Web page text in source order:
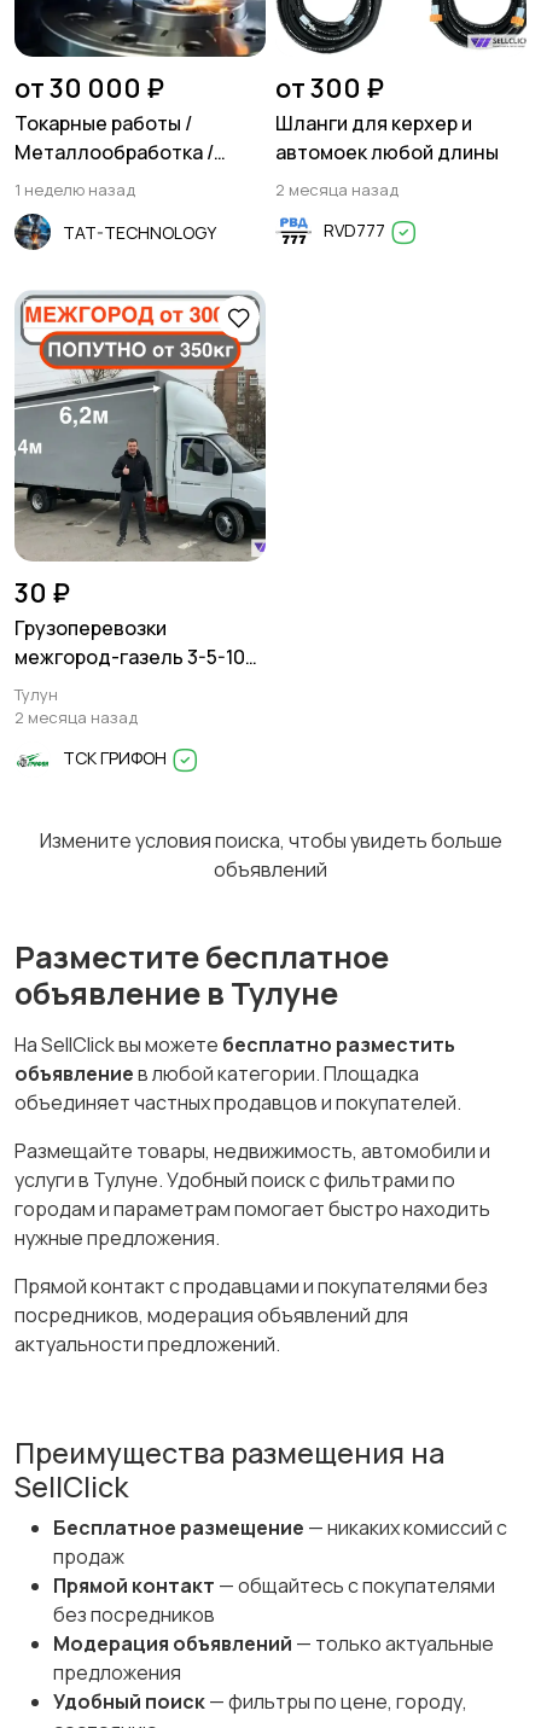
Стройматериалы и
инструменты
Спорт и отдых
от 30 000 ₽
Токарные работы /
Металлообработка /
Фрезеровка
1 неделю назад
TAT-TECHNOLOGY
от 300 ₽
Шланги для керхер и
автомоек любой длины
2 месяца назад
RVD777
30 ₽
Грузоперевозки
межгород-газель 3-5-10
тонн
Тулун
2 месяца назад
ТСК ГРИФОН
Измените условия поиска, чтобы увидеть больше
объявлений
Разместите бесплатное
объявление в Тулуне
На SellClick вы можете бесплатно разместить
объявлениев любой категории. Площадка
объединяет частных продавцов и покупателей.
Размещайте товары, недвижимость, автомобили и
услуги в Тулуне. Удобный поиск с фильтрами по
городам и параметрам помогает быстро находить
нужные предложения.
Прямой контакт с продавцами и покупателями без
посредников, модерация объявлений для
актуальности предложений.
Преимущества размещения на
SellClick
Бесплатное размещение — никаких комиссий с
продаж
Прямой контакт — общайтесь с покупателями
без посредников
Модерация объявлений — только актуальные
предложения
Удобный поиск— фильтры по цене, городу,